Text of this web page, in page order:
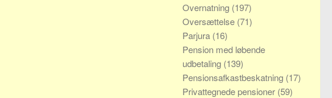
Overnatning (197)
Oversættelse (71)
Parjura (16)
Pension med løbende
udbetaling (139)
Pensionsafkastbeskatning (17)
Privattegnede pensioner (59)